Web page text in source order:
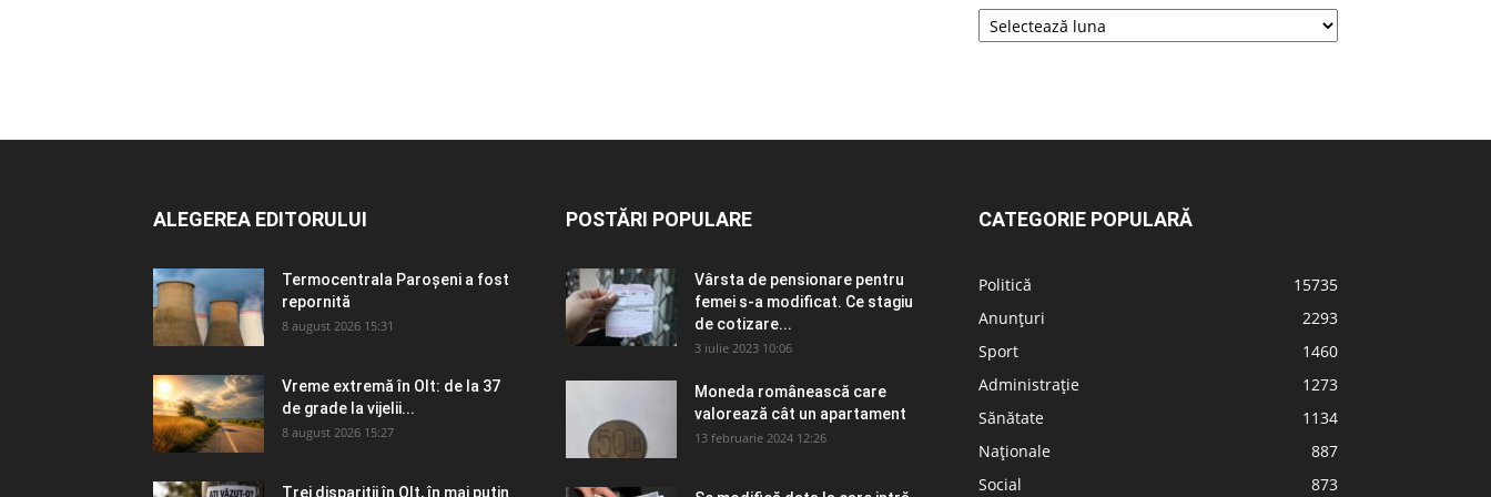
ALEGEREA EDITORULUI
Termocentrala Paroșeni a fost
repornită
8 august 2026 15:31
Vreme extremă în Olt: de la 37
de grade la vijelii...
8 august 2026 15:27
Trei dispariții în Olt, în mai puțin
POSTĂRI POPULARE
Vârsta de pensionare pentru
femei s-a modificat. Ce stagiu
de cotizare...
3 iulie 2023 10:06
Moneda românească care
valorează cât un apartament
13 februarie 2024 12:26
CATEGORIE POPULARĂ
Politică
15735
Anunțuri
2293
Sport
1460
Administrație
1273
Sănătate
1134
Naționale
887
Social
873